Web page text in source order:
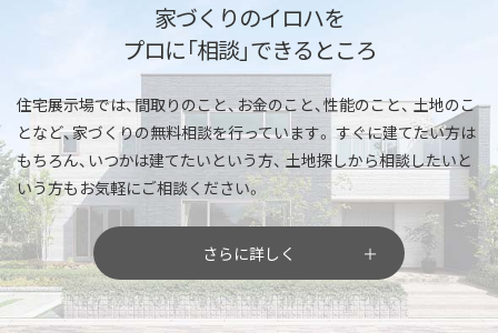
家づくりのイロハを
プロに「相談」できるところ
住宅展示場では、間取りのこと、お金のこと、性能のこと、土地のこ
となど、家づくりの無料相談を行っています。 すぐに建てたい方は
もちろん、いつかは建てたいという方、 土地探しから相談したいと
いう方もお気軽にご相談ください。
さらに詳しく